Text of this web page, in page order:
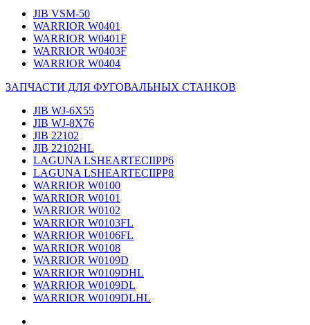
JIB VSM-50
WARRIOR W0401
WARRIOR W0401F
WARRIOR W0403F
WARRIOR W0404
ЗАПЧАСТИ ДЛЯ ФУГОВАЛЬНЫХ СТАНКОВ
JIB WJ-6X55
JIB WJ-8X76
JIB 22102
JIB 22102HL
LAGUNA LSHEARTECIIPP6
LAGUNA LSHEARTECIIPP8
WARRIOR W0100
WARRIOR W0101
WARRIOR W0102
WARRIOR W0103FL
WARRIOR W0106FL
WARRIOR W0108
WARRIOR W0109D
WARRIOR W0109DHL
WARRIOR W0109DL
WARRIOR W0109DLHL